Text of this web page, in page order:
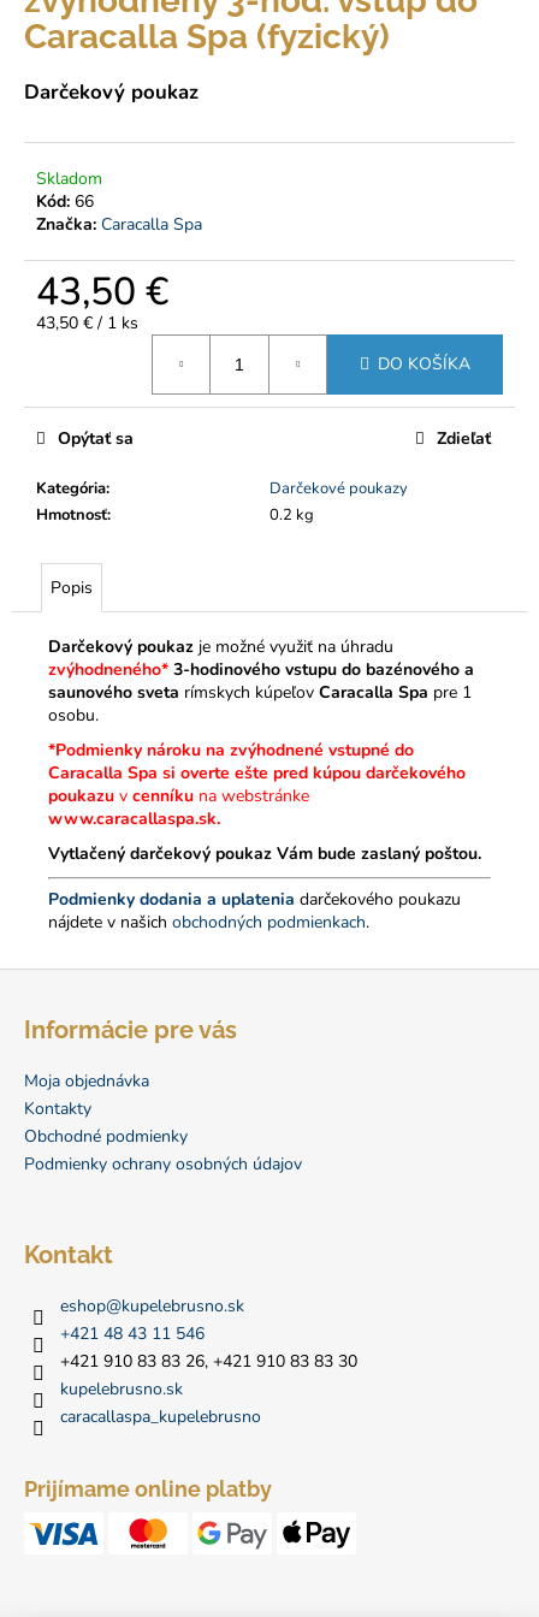
Caracalla Spa (fyzický)
Darčekový poukaz
Skladom
Kód: 66
Značka: Caracalla Spa
43,50 €
Jednotková
43,50 € / 1 ks
DO KOŠÍKA
Kategória:
Darčekové poukazy
Hmotnosť: 0.2 kg
Opýtať sa Zdieľať
Popis
Darčekový poukaz je možné využiť na úhradu
zvýhodneného* 3-hodinového vstupu do bazénového a
saunového sveta rímskych kúpeľov Caracalla Spa pre 1
osobu.
*Podmienky nároku na zvýhodnené vstupné do
Caracalla Spa si overte ešte pred kúpou darčekového
poukazu v cenníku na webstránke
www.caracallaspa.sk.
Vytlačený darčekový poukaz Vám bude zaslaný poštou.
Podmienky dodania a uplatenia darčekového poukazu
nájdete v našich obchodných podmienkach.
á
s
HĽADAŤ
d
p
ú
e
DARČEKOVÝ
POUKAZ
CELODENNÝ
VSTUP
DO
CARACALLA
(FYZICKÝ)
50
Informácie pre vás
Moja objednávka
Kontakty
Obchodné podmienky
Podmienky ochrany osobných údajov
Kontakt
eshop@kupelebrusno.sk
+421 48 43 11 546
+421 910 83 83 26, +421 910 83 83 30
kupelebrusno.sk
caracallaspa_kupelebrusno
Prijímame online platby